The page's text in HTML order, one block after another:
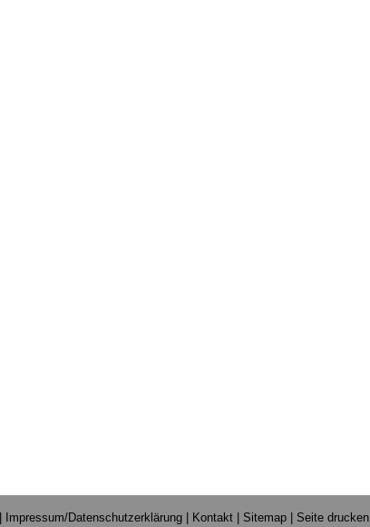
Impressum/Datenschutzerklärung Kontakt Sitemap Seite drucken